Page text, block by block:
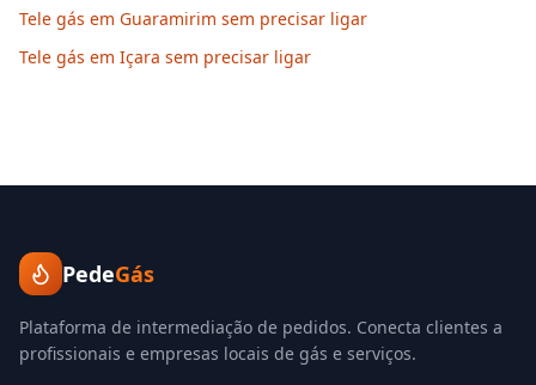
Tele gás em Guaramirim sem precisar ligar
Tele gás em Içara sem precisar ligar
PedeGás
Plataforma de intermediação de pedidos. Conecta clientes a
profissionais e empresas locais de gás e serviços.